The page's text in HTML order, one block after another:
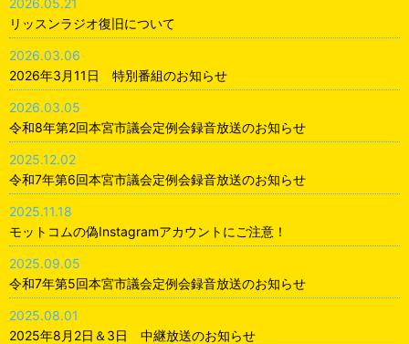
2026.05.21
リッスンラジオ復旧について
2026.03.06
2026年3月11日 特別番組のお知らせ
2026.03.05
令和8年第2回本宮市議会定例会録音放送のお知らせ
2025.12.02
令和7年第6回本宮市議会定例会録音放送のお知らせ
2025.11.18
モットコムの偽Instagramアカウントにご注意！
2025.09.05
令和7年第5回本宮市議会定例会録音放送のお知らせ
2025.08.01
2025年8月2日＆3日 中継放送のお知らせ